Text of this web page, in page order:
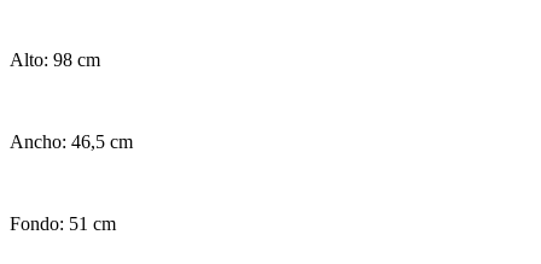
Alto: 98 cm
Ancho: 46,5 cm
Fondo: 51 cm